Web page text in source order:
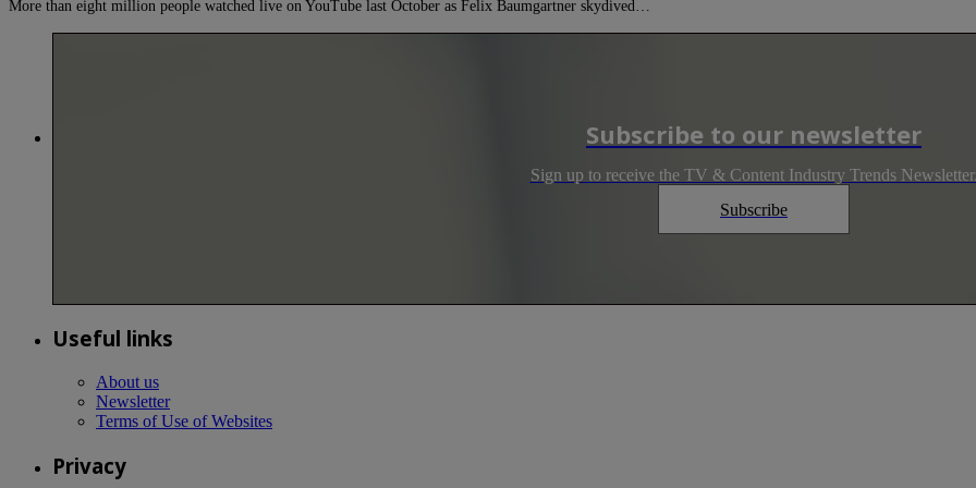
More than eight million people watched live on YouTube last October as Felix Baumgartner skydived…
Subscribe to our newsletter
Sign up to receive the TV & Content Industry Trends
Subscribe
Useful links
About us
Newsletter
Terms of Use of Websites
Privacy